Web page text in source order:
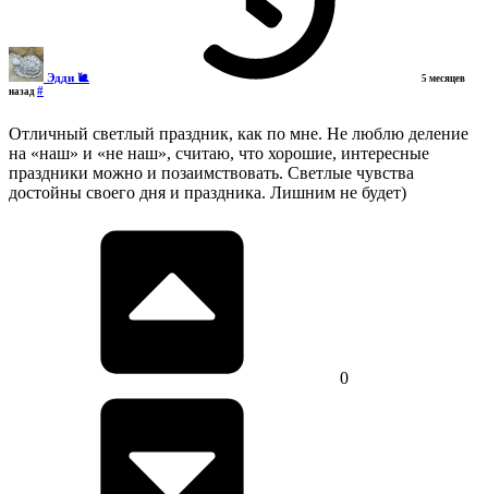
Эдди 🐌
5 месяцев
назад #
Отличный светлый праздник, как по мне. Не люблю деление
на «наш» и «не наш», считаю, что хорошие, интересные
праздники можно и позаимствовать. Светлые чувства
достойны своего дня и праздника. Лишним не будет)
0